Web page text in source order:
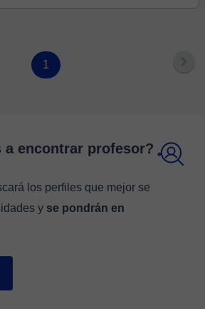
1
a encontrar profesor?
los perfiles que mejor se
y se pondrán en